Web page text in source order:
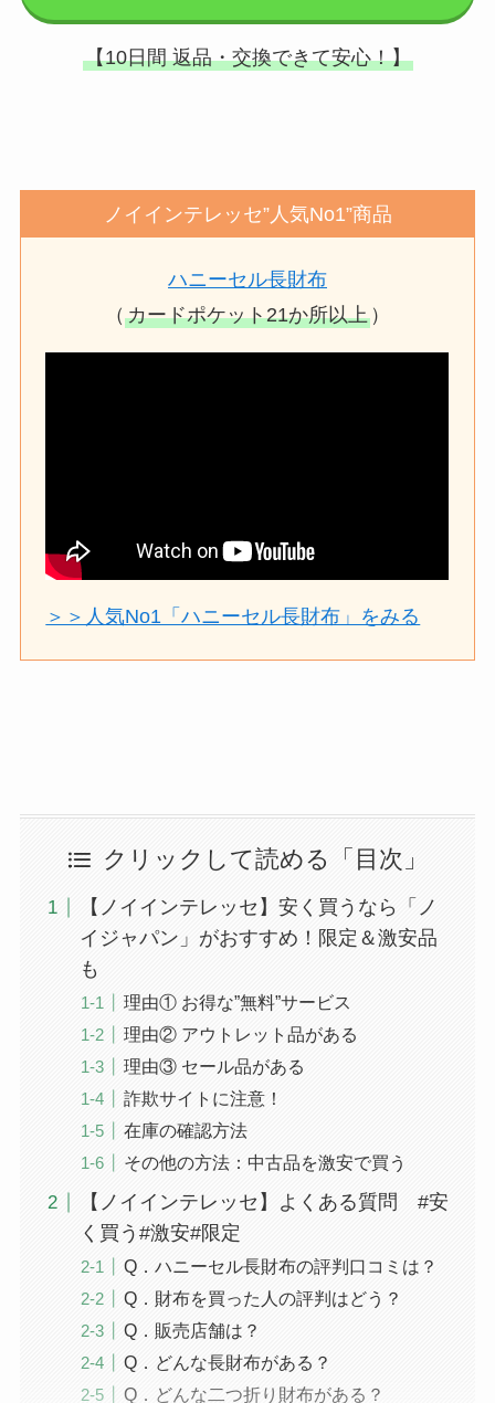
【10日間 返品・交換できて安心！】
ノイインテレッセ”人気No1”商品
ハニーセル長財布
（ カードポケット21か所以上 ）
＞＞人気No1「ハニーセル長財布」をみる
クリックして読める「目次」
【ノイインテレッセ】安く買うなら「ノ
イジャパン」がおすすめ！限定＆激安品
も
理由① お得な”無料”サービス
理由② アウトレット品がある
理由③ セール品がある
詐欺サイトに注意！
在庫の確認方法
その他の方法：中古品を激安で買う
【ノイインテレッセ】よくある質問 #安
く買う#激安#限定
Q．ハニーセル長財布の評判口コミは？
Q．財布を買った人の評判はどう？
Q．販売店舗は？
Q．どんな長財布がある？
Q．どんな二つ折り財布がある？